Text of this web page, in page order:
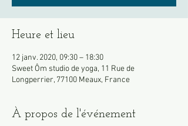
Heure et lieu
12 janv. 2020, 09:30 – 18:30
Sweet Ôm studio de yoga, 11 Rue de
Longperrier, 77100 Meaux, France
À propos de l'événement